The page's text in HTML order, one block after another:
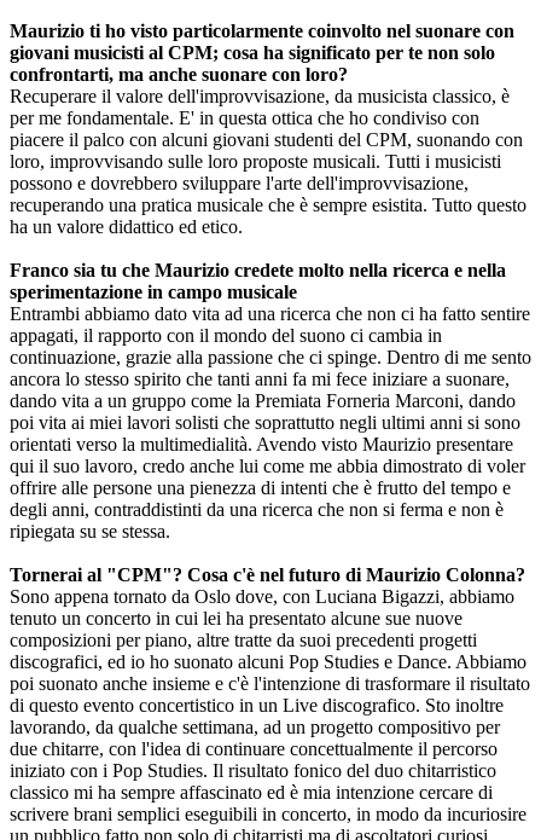
Maurizio ti ho visto particolarmente coinvolto nel suonare con
giovani musicisti al CPM; cosa ha significato per te non solo
confrontarti, ma anche suonare con loro?
Recuperare il valore dell'improvvisazione, da musicista classico, è
per me fondamentale. E' in questa ottica che ho condiviso con
piacere il palco con alcuni giovani studenti del CPM, suonando con
loro, improvvisando sulle loro proposte musicali. Tutti i musicisti
possono e dovrebbero sviluppare l'arte dell'improvvisazione,
recuperando una pratica musicale che è sempre esistita. Tutto questo
ha un valore didattico ed etico.
Franco sia tu che Maurizio credete molto nella ricerca e nella
sperimentazione in campo musicale
Entrambi abbiamo dato vita ad una ricerca che non ci ha fatto sentire
appagati, il rapporto con il mondo del suono ci cambia in
continuazione, grazie alla passione che ci spinge. Dentro di me sento
ancora lo stesso spirito che tanti anni fa mi fece iniziare a suonare,
dando vita a un gruppo come la Premiata Forneria Marconi, dando
poi vita ai miei lavori solisti che soprattutto negli ultimi anni si sono
orientati verso la multimedialità. Avendo visto Maurizio presentare
qui il suo lavoro, credo anche lui come me abbia dimostrato di voler
offrire alle persone una pienezza di intenti che è frutto del tempo e
degli anni, contraddistinti da una ricerca che non si ferma e non è
ripiegata su se stessa.
Tornerai al "CPM"? Cosa c'è nel futuro di Maurizio Colonna?
Sono appena tornato da Oslo dove, con Luciana Bigazzi, abbiamo
tenuto un concerto in cui lei ha presentato alcune sue nuove
composizioni per piano, altre tratte da suoi precedenti progetti
discografici, ed io ho suonato alcuni Pop Studies e Dance. Abbiamo
poi suonato anche insieme e c'è l'intenzione di trasformare il risultato
di questo evento concertistico in un Live discografico. Sto inoltre
lavorando, da qualche settimana, ad un progetto compositivo per
due chitarre, con l'idea di continuare concettualmente il percorso
iniziato con i Pop Studies. Il risultato fonico del duo chitarristico
classico mi ha sempre affascinato ed è mia intenzione cercare di
scrivere brani semplici eseguibili in concerto, in modo da incuriosire